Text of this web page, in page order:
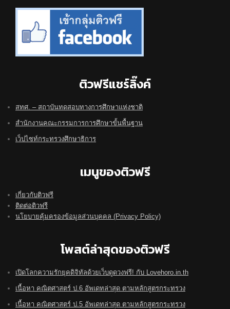
ติวฟรีแชร์ลิ๊งค์
สทศ. – สถาบันทดสอบทางการศึกษาแห่งชาติ
สำนักงานคณะกรรมการการศึกษาขั้นพื้นฐาน
เว็ปไซท์กระทรวงศึกษาธิการ
เมนูของติวฟรี
เกี่ยวกับติวฟรี
ติดต่อติวฟรี
นโยบายคุ้มครองข้อมูลส่วนบุคคล (Privacy Policy)
โพสต์ล่าสุดของติวฟรี
เปิดโลกความรักยุคดิจิทัลด้วยเว็บดูดวงฟรี! กับ Lovehoro.in.th
เนื้อหา คณิตศาสตร์ ป.6 อัพเดทล่าสุด ตามหลักสูตรกระทรวง
เนื้อหา คณิตศาสตร์ ป.5 อัพเดทล่าสุด ตามหลักสูตรกระทรวง